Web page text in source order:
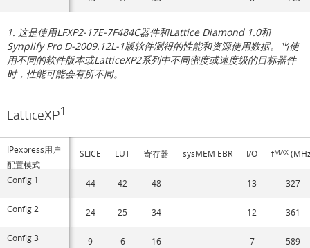
1. 这是使用LFXP2-17E-7F484C器件和Lattice Diamond 1.0和
Synplify Pro D-2009.12L-1版软件测得的性能和资源使用数据。当使
用不同的软件版本或LatticeXP2系列中不同密度或速度级的目标器件
时，性能可能会有所不同。
LatticeXP1
IPexpress用户
配置模式
SLICE LUT 寄存器 sysMEM EBR I/O fMAX
Config 1 44 42 48 - 13 327
Config 2 24 25 34 - 12 361
Config 3 9 6 16 - 7 589